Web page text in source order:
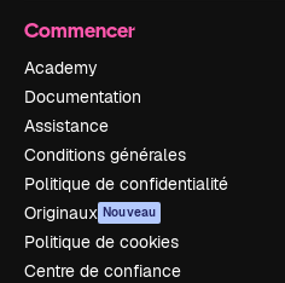
Commencer
Academy
Documentation
Assistance
Conditions générales
Politique de confidentialité
Originaux Nouveau
Politique de cookies
Centre de confiance